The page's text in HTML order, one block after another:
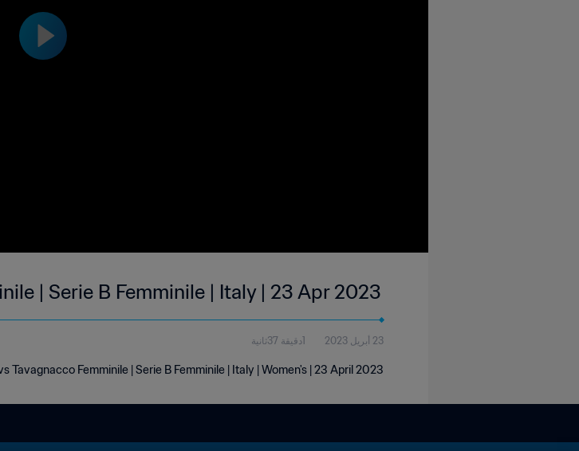
| Serie B Femminile | Italy | 23 Apr 2023
23 أبريل 2023 1دقيقة 37ثانية
Tavagnacco Femminile | Serie B Femminile | Italy | Women's | 23 April 2023